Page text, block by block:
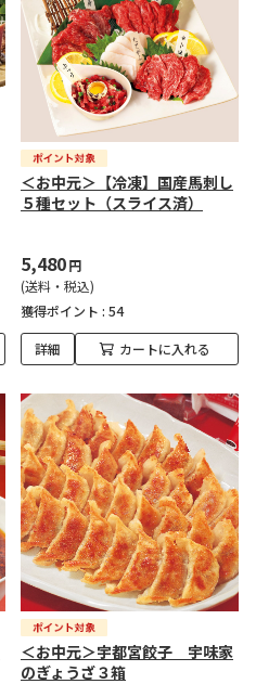
＜お中元＞【冷凍】国産馬刺し
５種セット（スライス済）
5,480円
(送料・税込)
獲得ポイント : 54
詳細 カートに入れる
＜お中元＞宇都宮餃子 宇味家
のぎょうざ３箱